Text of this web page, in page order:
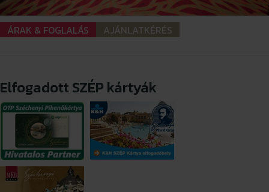
ÁRAK & FOGLALÁS AJÁNLATKÉRÉS
Elfogadott SZÉP kártyák